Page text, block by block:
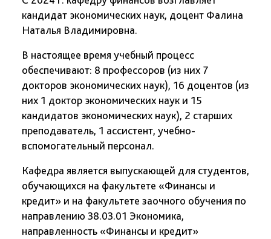
кандидат экономических наук, доцент Фалина
Наталья Владимировна.
В настоящее время учебный процесс
обеспечивают: 8 профессоров (из них 7
докторов экономических наук), 16 доцентов (из
них 1 доктор экономических наук и 15
кандидатов экономических наук), 2 старших
преподаватель, 1 ассистент, учебно-
вспомогательный персонал.
Кафедра является выпускающей для студентов,
обучающихся на факультете «Финансы и
кредит» и на факультете заочного обучения по
направлению 38.03.01 Экономика,
направленность «Финансы и кредит»